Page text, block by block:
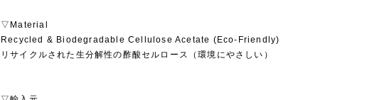
▽Material
Recycled & Biodegradable Cellulose Acetate (Eco-Friendly)
リサイクルされた生分解性の酢酸セルロース（環境にやさしい）